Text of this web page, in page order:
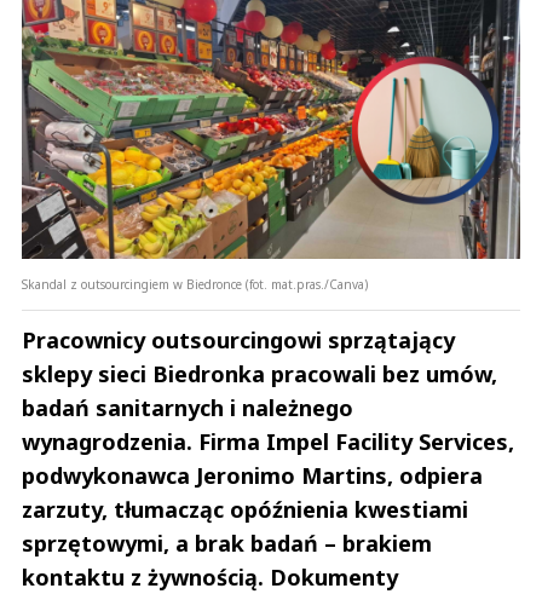
Skandal z outsourcingiem w Biedronce (fot. mat.pras./Canva)
Pracownicy outsourcingowi sprzątający
sklepy sieci Biedronka pracowali bez umów,
badań sanitarnych i należnego
wynagrodzenia. Firma Impel Facility Services,
podwykonawca Jeronimo Martins, odpiera
zarzuty, tłumacząc opóźnienia kwestiami
sprzętowymi, a brak badań – brakiem
kontaktu z żywnością. Dokumenty